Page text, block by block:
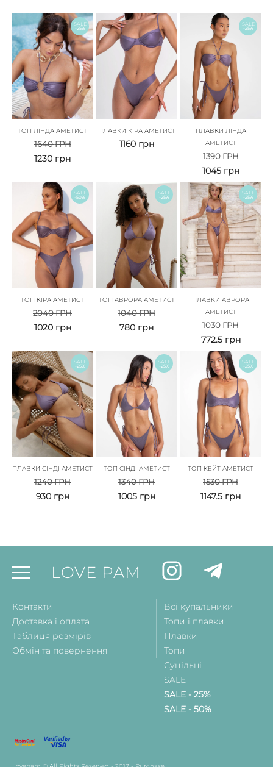
SALE
-25%
ТОП ЛІНДА АМЕТИСТ
1640ГРН
1230 грн
ПЛАВКИ КІРА АМЕТИСТ
1160 грн
SALE
-25%
ПЛАВКИ ЛІНДА
АМЕТИСТ
1390ГРН
1045 грн
SALE
-50%
ТОП КІРА АМЕТИСТ
2040ГРН
1020 грн
SALE
-25%
ТОП АВРОРА АМЕТИСТ
1040ГРН
780 грн
SALE
-25%
ПЛАВКИ АВРОРА
АМЕТИСТ
1030ГРН
772.5 грн
SALE
-25%
ПЛАВКИ СІНДІ АМЕТИСТ
1240ГРН
930 грн
SALE
-25%
ТОП СІНДІ АМЕТИСТ
1340ГРН
1005 грн
SALE
-25%
ТОП КЕЙТ АМЕТИСТ
1530ГРН
1147.5 грн
LOVE PAM
Контакти
Доставка і оплата
Таблиця розмірів
Обмін та повернення
Всі купальники
Топи і плавки
Плавки
Топи
Суцільні
SALE
SALE - 25%
SALE - 50%